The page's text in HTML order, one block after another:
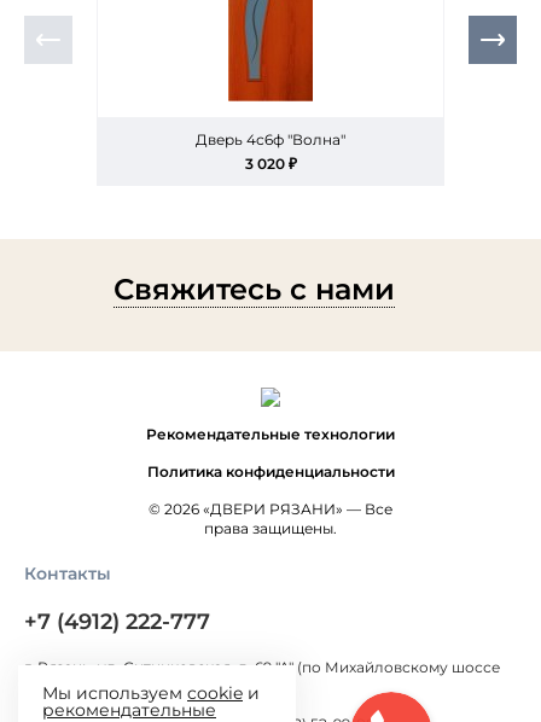
Дверь 4с6ф "Волна"
3 020 ₽
Свяжитесь с нами
Рекомендательные технологии
Политика конфиденциальности
© 2026 «ДВЕРИ РЯЗАНИ» — Все
права защищены.
Контакты
+7 (4912) 222-777
г. Рязань, ул. Ситниковская, д. 69 "А" (по Михайловскому шоссе
300 метров от Окружной дороги)
Мы используем cookie и
рекомендательные